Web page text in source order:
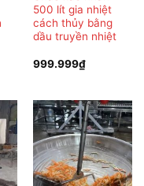
500 lít gia nhiệt
cách thủy bằng
dầu truyền nhiệt
999.999₫